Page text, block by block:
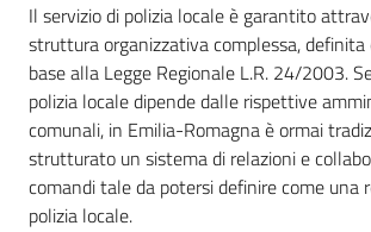
Novità
Servizi
Leggi Atti Bandi
Il servizio di polizia locale è garantito
struttura organizzativa complessa, definita
base alla Legge Regionale L.R. 24/2003.
polizia locale dipende dalle rispettive
comunali, in Emilia-Romagna è ormai
strutturato un sistema di relazioni e
comandi tale da potersi definire come una
polizia locale.